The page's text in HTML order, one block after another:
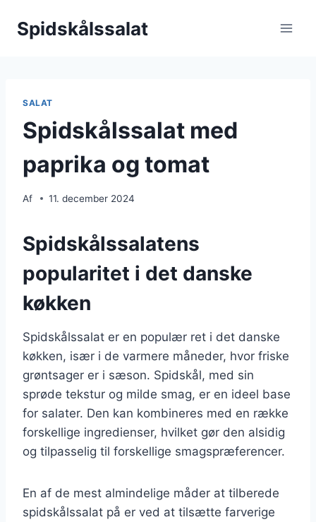
Spidskålssalat
SALAT
Spidskålssalat med
paprika og tomat
Af 11. december 2024
Spidskålssalatens
popularitet i det danske
køkken
Spidskålssalat er en populær ret i det danske
køkken, især i de varmere måneder, hvor friske
grøntsager er i sæson. Spidskål, med sin
sprøde tekstur og milde smag, er en ideel base
for salater. Den kan kombineres med en række
forskellige ingredienser, hvilket gør den alsidig
og tilpasselig til forskellige smagspræferencer.
En af de mest almindelige måder at tilberede
spidskålssalat på er ved at tilsætte farverige